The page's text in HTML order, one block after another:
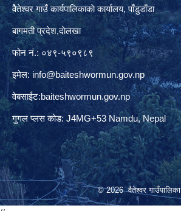
वैेतेश्वर गाउँ कार्यपालिकाकाे कार्यालय, पाँडुडाँडा
बागमती‌ प्रदेश,दाेलखा
फोन नं.: ०४९-५९०९८९
इमेल: info@baiteshwormun.gov.np
वेबसाईट:baiteshwormun.gov.np
गुगल प्लस कोड: J4MG+53 Namdu, Nepal
© 2026 वैतेश्वर गाउँपालिका